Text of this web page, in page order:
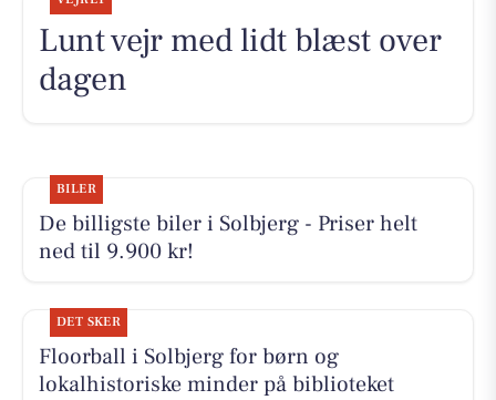
Lunt vejr med lidt blæst over
dagen
BILER
De billigste biler i Solbjerg - Priser helt
ned til 9.900 kr!
DET SKER
Floorball i Solbjerg for børn og
lokalhistoriske minder på biblioteket